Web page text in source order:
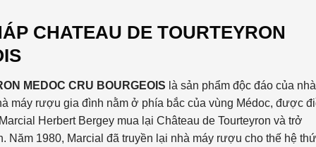
CHATEAU DE TOURTEYRON
MEDOC CRU BOURGEOIS là sản phẩm độc đáo của nhà
máy rượu gia đình nằm ở phía bắc của vùng Médoc, được
Herbert Bergey mua lại Château de Tourteyron và trở
Năm 1980, Marcial đã truyền lại nhà máy rượu cho thế hệ thứ